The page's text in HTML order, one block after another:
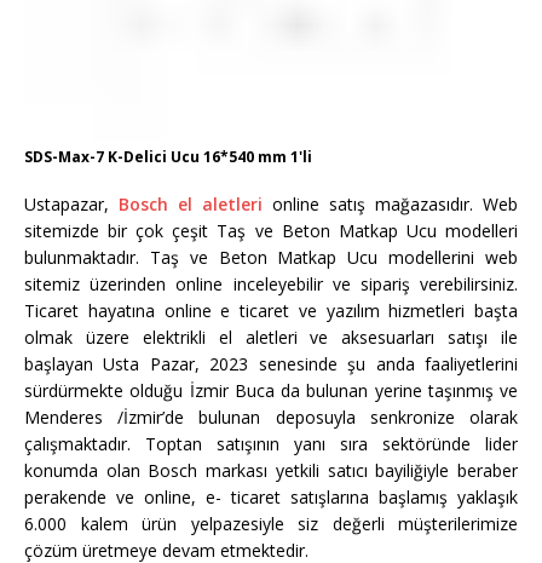
SDS-Max-7 K-Delici Ucu 16*540 mm 1'li
Ustapazar, Bosch el aletleri online satış mağazasıdır. Web
sitemizde bir çok çeşit Taş ve Beton Matkap Ucu modelleri
bulunmaktadır. Taş ve Beton Matkap Ucu modellerini web
sitemiz üzerinden online inceleyebilir ve sipariş verebilirsiniz.
Ticaret hayatına online e ticaret ve yazılım hizmetleri başta
olmak üzere elektrikli el aletleri ve aksesuarları satışı ile
başlayan Usta Pazar, 2023 senesinde şu anda faaliyetlerini
sürdürmekte olduğu İzmir Buca da bulunan yerine taşınmış ve
Menderes /İzmir’de bulunan deposuyla senkronize olarak
çalışmaktadır. Toptan satışının yanı sıra sektöründe lider
konumda olan Bosch markası yetkili satıcı bayiliğiyle beraber
perakende ve online, e- ticaret satışlarına başlamış yaklaşık
6.000 kalem ürün yelpazesiyle siz değerli müşterilerimize
çözüm üretmeye devam etmektedir.